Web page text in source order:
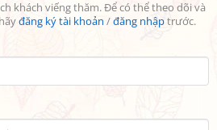
khách viếng thăm. Để có thể theo dõi và
đăng ký tài khoản /đăng nhậptrước.